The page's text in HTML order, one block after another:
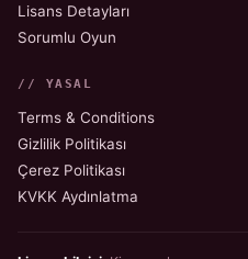
Lisans Detayları
Sorumlu Oyun
// YASAL
Terms & Conditions
Gizlilik Politikası
Çerez Politikası
KVKK Aydınlatma